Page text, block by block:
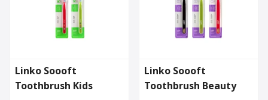
Linko Soooft
Toothbrush Kids
Linko Soooft
Toothbrush Beauty